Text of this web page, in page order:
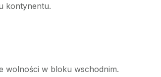
kontynentu.
wolności w bloku wschodnim.